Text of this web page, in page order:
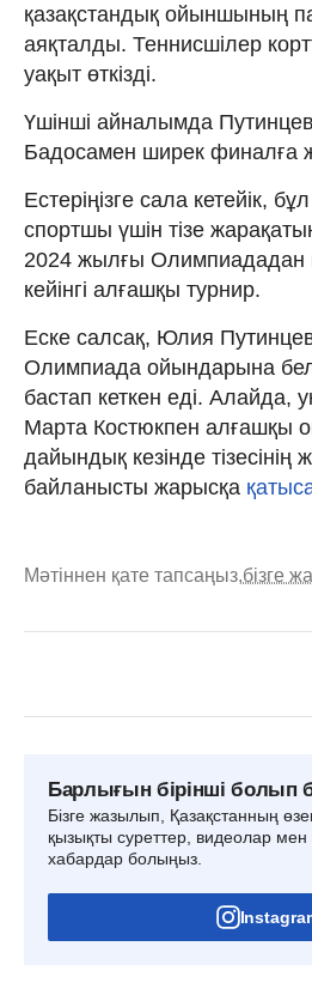
қазақстандық ойыншының
аяқталды. Теннисшілер
уақыт өткізді.
Үшінші айналымда
Бадосамен ширек финалға
Естеріңізге сала кетейік,
спортшы үшін тізе
2024 жылғы Олимпиададан
кейінгі алғашқы турнир.
Еске салсақ, Юлия
Олимпиада ойындарына
бастап кеткен еді. Алайда,
Марта Костюкпен алғашқы
дайындық кезінде тізесінің
байланысты жарысқа
Мәтіннен қате тапсаңыз,бізге
Барлығын бірінші болып
Бізге жазылып, Қазақстанның
қызықты суреттер, видеолар мен
хабардар болыңыз.